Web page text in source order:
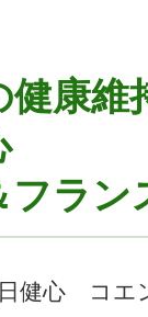
健康維
ラン
健心 コエ